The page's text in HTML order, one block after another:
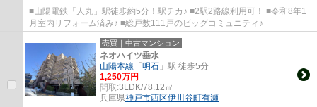
■山陽電鉄「人丸」駅徒歩約5分！駅チカ♪ ■2駅2路線利用可！ ■令和8年1
月室内リフォーム済み♪ ■総戸数111戸のビッグコミュニティ♪
売買｜中古マンション
ネオハイツ垂水
山陽本線 「明石 」駅 徒歩5分
1,250万円
間取:3LDK/78.12㎡
兵庫県神戸市西区伊川谷町有瀬